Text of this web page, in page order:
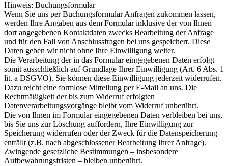
Hinweis: Buchungsformular
Wenn Sie uns per Buchungsformular Anfragen zukommen lassen,
werden Ihre Angaben aus dem Formular inklusive der von Ihnen
dort angegebenen Kontaktdaten zwecks Bearbeitung der Anfrage
und für den Fall von Anschlussfragen bei uns gespeichert. Diese
Daten geben wir nicht ohne Ihre Einwilligung weiter.
Die Verarbeitung der in das Formular eingegebenen Daten erfolgt
somit ausschließlich auf Grundlage Ihrer Einwilligung (Art. 6 Abs. 1
lit. a DSGVO). Sie können diese Einwilligung jederzeit widerrufen.
Dazu reicht eine formlose Mitteilung per E-Mail an uns. Die
Rechtmäßigkeit der bis zum Widerruf erfolgten
Datenverarbeitungsvorgänge bleibt vom Widerruf unberührt.
Die von Ihnen im Formular eingegebenen Daten verbleiben bei uns,
bis Sie uns zur Löschung auffordern, Ihre Einwilligung zur
Speicherung widerrufen oder der Zweck für die Datenspeicherung
entfällt (z.B. nach abgeschlossener Bearbeitung Ihrer Anfrage).
Zwingende gesetzliche Bestimmungen – insbesondere
Aufbewahrungsfristen – bleiben unberührt.